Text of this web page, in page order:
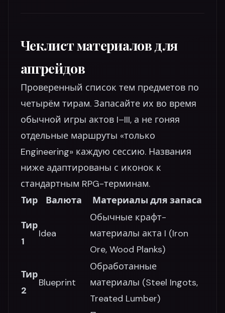
Чеклист материалов для
апгрейдов
Проверенный список тем предметов по
четырём тирам. Запасайте их во время
обычной игры актов I–III, а не гоняя
отдельные маршруты «только
Engineering» каждую сессию. Названия
ниже адаптированы с иконок к
стандартным RPG-терминам.
Тир
Валюта Материалы для запаса
Тир
1
Idea
Обычные крафт-
материалы акта I (Iron
Ore, Wood Planks)
Тир
2
Blueprint
Обработанные
материалы (Steel Ingots,
Treated Lumber)